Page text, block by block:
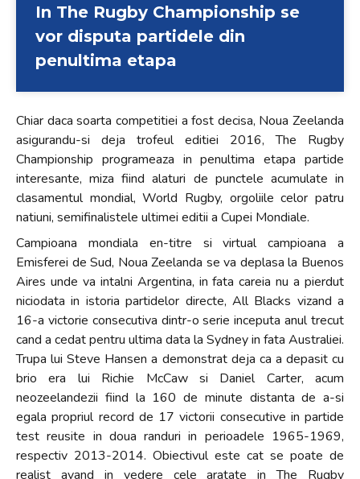
shortcut
activates
screen
reader
help
and
interact
with
the
content.
In The Rugby Championship se
vor disputa partidele din
penultima etapa
Chiar daca soarta competitiei a fost decisa, Noua Zeelanda
asigurandu-si deja trofeul editiei 2016, The Rugby
Championship programeaza in penultima etapa partide
interesante, miza fiind alaturi de punctele acumulate in
clasamentul mondial, World Rugby, orgoliile celor patru
natiuni, semifinalistele ultimei editii a Cupei Mondiale.
Campioana mondiala en-titre si virtual campioana a
Emisferei de Sud, Noua Zeelanda se va deplasa la Buenos
Aires unde va intalni Argentina, in fata careia nu a pierdut
niciodata in istoria partidelor directe, All Blacks vizand a
16-a victorie consecutiva dintr-o serie inceputa anul trecut
cand a cedat pentru ultima data la Sydney in fata Australiei.
Trupa lui Steve Hansen a demonstrat deja ca a depasit cu
brio era lui Richie McCaw si Daniel Carter, acum
neozeelandezii fiind la 160 de minute distanta de a-si
egala propriul record de 17 victorii consecutive in partide
test reusite in doua randuri in perioadele 1965-1969,
respectiv 2013-2014. Obiectivul este cat se poate de
realist avand in vedere cele aratate in The Rugby